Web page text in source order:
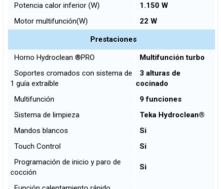
Potencia calor inferior (W)
1.150 W
Motor multifunción(W)
22 W
Prestaciones
Horno Hydroclean ®PRO
Multifunción turbo
Soportes cromados con sistema de
1 guía extraíble
3 alturas de
cocinado
Multifunción
9 funciones
Sistema de limpieza
Teka Hydroclean®
Mandos blancos
Si
Touch Control
Si
Programación de inicio y paro de
cocción
Si